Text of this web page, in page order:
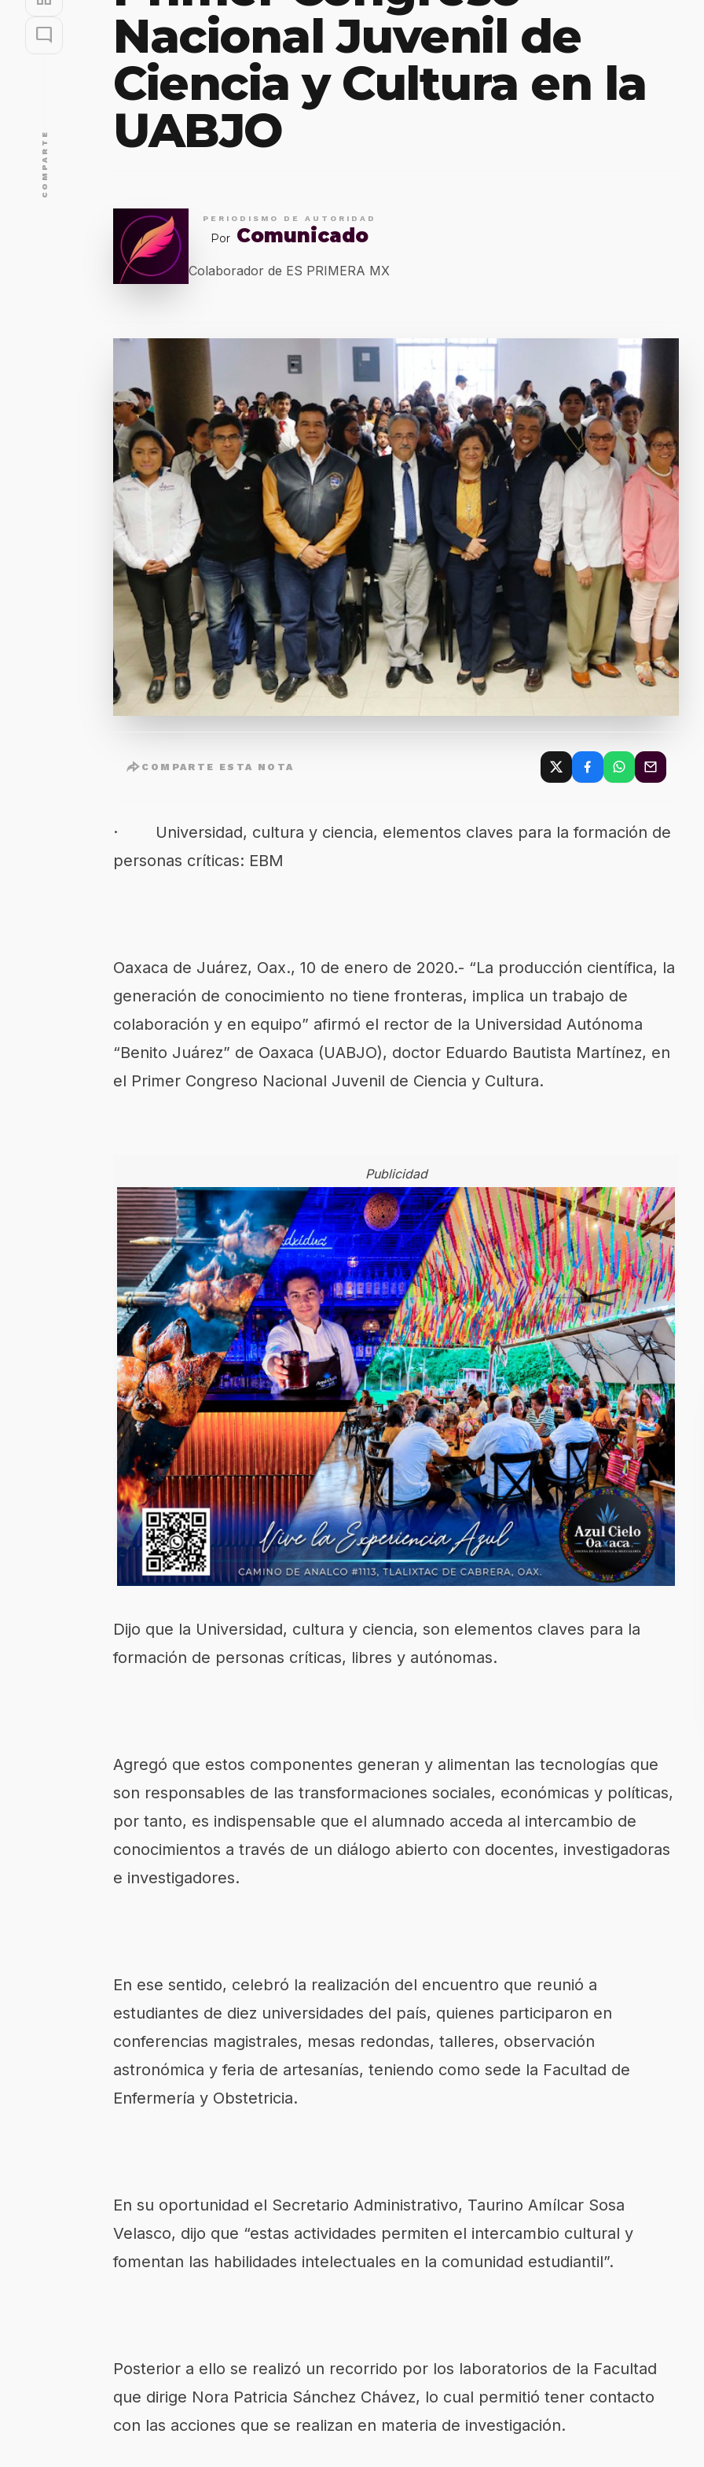
mode_comment
COMPARTE
Nacional Juvenil de
Ciencia y Cultura en la
UABJO
PERIODISMO DE AUTORIDAD
Por Comunicado
Colaborador de ES PRIMERA MX
COMPARTE ESTA NOTA
· Universidad, cultura y ciencia, elementos claves para la formación de
personas críticas: EBM
Oaxaca de Juárez, Oax., 10 de enero de 2020.- “La producción científica, la
generación de conocimiento no tiene fronteras, implica un trabajo de
colaboración y en equipo” afirmó el rector de la Universidad Autónoma
“Benito Juárez” de Oaxaca (UABJO), doctor Eduardo Bautista Martínez, en
el Primer Congreso Nacional Juvenil de Ciencia y Cultura.
Publicidad
Dijo que la Universidad, cultura y ciencia, son elementos claves para la
formación de personas críticas, libres y autónomas.
Agregó que estos componentes generan y alimentan las tecnologías que
son responsables de las transformaciones sociales, económicas y políticas,
por tanto, es indispensable que el alumnado acceda al intercambio de
conocimientos a través de un diálogo abierto con docentes, investigadoras
e investigadores.
En ese sentido, celebró la realización del encuentro que reunió a
estudiantes de diez universidades del país, quienes participaron en
conferencias magistrales, mesas redondas, talleres, observación
astronómica y feria de artesanías, teniendo como sede la Facultad de
Enfermería y Obstetricia.
En su oportunidad el Secretario Administrativo, Taurino Amílcar Sosa
Velasco, dijo que “estas actividades permiten el intercambio cultural y
fomentan las habilidades intelectuales en la comunidad estudiantil”.
Posterior a ello se realizó un recorrido por los laboratorios de la Facultad
que dirige Nora Patricia Sánchez Chávez, lo cual permitió tener contacto
con las acciones que se realizan en materia de investigación.